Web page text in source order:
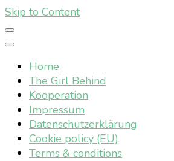
Skip to Content
Home
The Girl Behind
Kooperation
Impressum
Datenschutzerklärung
Cookie policy (EU)
Terms & conditions